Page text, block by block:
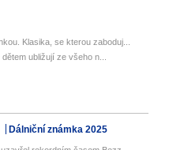
Klasika, se kterou zaboduj...
ubližují ze všeho n...
Dálniční známka 2025